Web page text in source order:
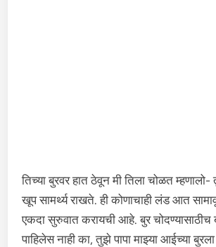
तिच्या बुरवर हात ठेवून मी तिला चोळत म्हणालो-
खूप सामर्थ्य राखते. ही कोणाचाही लंड आत
एकदा सुरुवात करायची आहे. बुर
पाहिलेस नाही का, तुझे पापा माझ्या आईच्या